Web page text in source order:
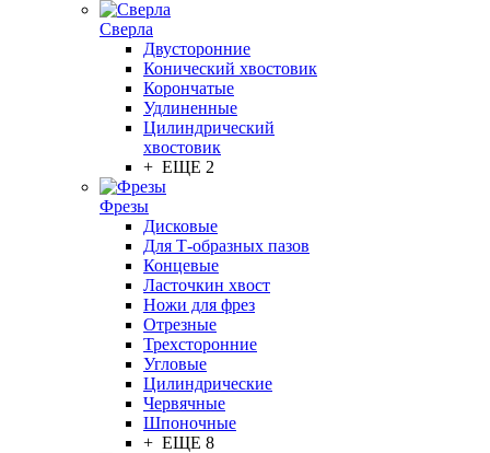
Сверла
Двусторонние
Конический хвостовик
Корончатые
Удлиненные
Цилиндрический
хвостовик
+ ЕЩЕ 2
Фрезы
Дисковые
Для Т-образных пазов
Концевые
Ласточкин хвост
Ножи для фрез
Отрезные
Трехсторонние
Угловые
Цилиндрические
Червячные
Шпоночные
+ ЕЩЕ 8